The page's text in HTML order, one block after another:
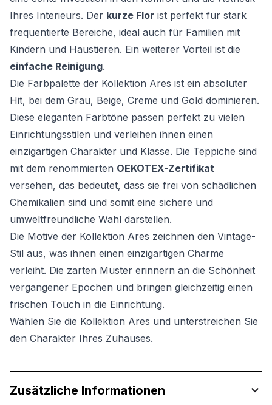
Ihres Interieurs. Der kurze Flor ist perfekt für stark
frequentierte Bereiche, ideal auch für Familien mit
Kindern und Haustieren. Ein weiterer Vorteil ist die
einfache Reinigung.
Die Farbpalette der Kollektion Ares ist ein absoluter
Hit, bei dem Grau, Beige, Creme und Gold dominieren.
Diese eleganten Farbtöne passen perfekt zu vielen
Einrichtungsstilen und verleihen ihnen einen
einzigartigen Charakter und Klasse. Die Teppiche sind
mit dem renommierten OEKOTEX-Zertifikat
versehen, das bedeutet, dass sie frei von schädlichen
Chemikalien sind und somit eine sichere und
umweltfreundliche Wahl darstellen.
Die Motive der Kollektion Ares zeichnen den Vintage-
Stil aus, was ihnen einen einzigartigen Charme
verleiht. Die zarten Muster erinnern an die Schönheit
vergangener Epochen und bringen gleichzeitig einen
frischen Touch in die Einrichtung.
Wählen Sie die Kollektion Ares und unterstreichen Sie
den Charakter Ihres Zuhauses.
Zusätzliche Informationen